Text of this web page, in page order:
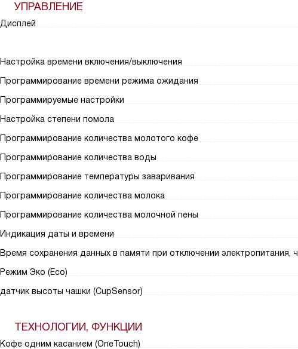
УПРАВЛЕНИЕ
Дисплей
Настройка времени включения/выключения
Программирование времени режима ожидания
Программируемые настройки
Настройка степени помола
Программирование количества молотого кофе
Программирование количества воды
Программирование температуры заваривания
Программирование количества молока
Программирование количества молочной пены
Индикация даты и времени
Время сохранения данных в памяти при отключении электропитания, ч
Режим Эко (Eco)
датчик высоты чашки (CupSensor)
ТЕХНОЛОГИИ, ФУНКЦИИ
Кофе одним касанием (OneTouch)